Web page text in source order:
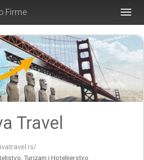
Firme
Travel
Turizam i Hotelijerstvo